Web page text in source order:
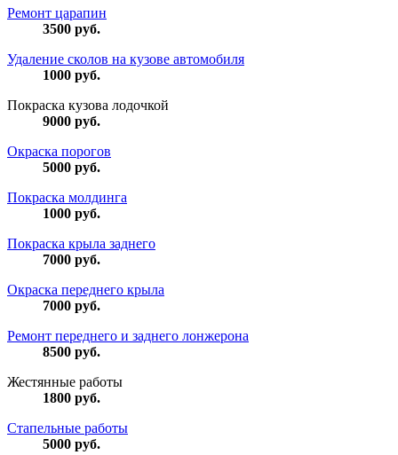
Ремонт царапин
3500 руб.
Удаление сколов на кузове автомобиля
1000 руб.
Покраска кузова лодочкой
9000 руб.
Окраска порогов
5000 руб.
Покраска молдинга
1000 руб.
Покраска крыла заднего
7000 руб.
Окраска переднего крыла
7000 руб.
Ремонт переднего и заднего лонжерона
8500 руб.
Жестянные работы
1800 руб.
Стапельные работы
5000 руб.